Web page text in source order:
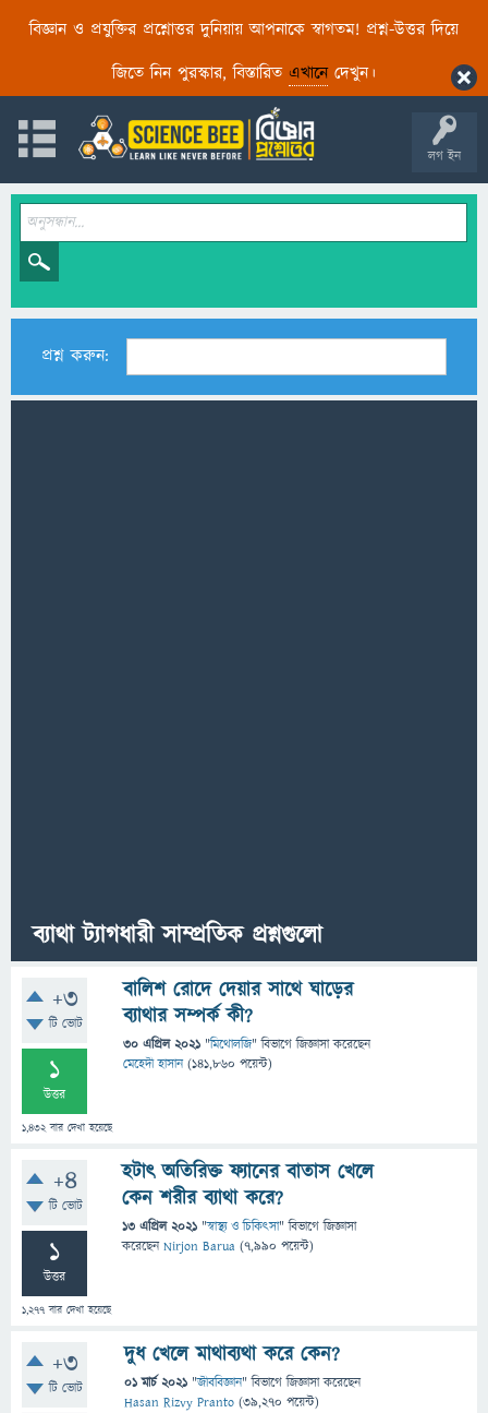
বিজ্ঞান ও প্রযুক্তির প্রশ্নোত্তর দুনিয়ায় আপনাকে স্বাগতম! প্রশ্ন-উত্তর দিয়ে
জিতে নিন পুরস্কার, বিস্তারিত এখানেদেখুন।
লগ ইন
প্রশ্ন করুন:
ব্যাথা ট্যাগধারী সাম্প্রতিক প্রশ্নগুলো
+3
টি ভোট
1
উত্তর
1,432বার দেখা হয়েছে
বালিশ রোদে দেয়ার সাথে ঘাড়ের
ব্যাথার সম্পর্ক কী?
30 এপ্রিল 2021 "মিথোলজি" বিভাগে জিজ্ঞাসাকরেছেন
মেহেদী হাসান (141,860 পয়েন্ট)
+4
টি ভোট
1
উত্তর
1,277 বার দেখা হয়েছে
হটাৎ অতিরিক্ত ফ্যানের বাতাস খেলে
কেন শরীর ব্যাথা করে?
13 এপ্রিল 2021 "স্বাস্থ্য ও চিকিৎসা" বিভাগে জিজ্ঞাসা
করেছেনNirjon Barua (7,990 পয়েন্ট)
+3
টি ভোট
দুধ খেলে মাথাব্যথা করে কেন?
01 মার্চ 2021 "জীববিজ্ঞান" বিভাগে জিজ্ঞাসাকরেছেন
Hasan Rizvy Pranto (39,270 পয়েন্ট)